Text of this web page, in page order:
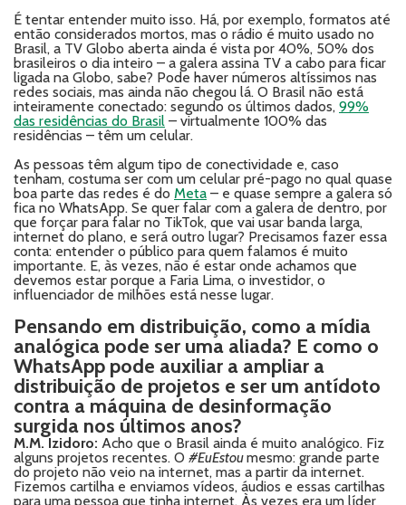
É tentar entender muito isso. Há, por exemplo, formatos até
então considerados mortos, mas o rádio é muito usado no
Brasil, a TV Globo aberta ainda é vista por 40%, 50% dos
brasileiros o dia inteiro – a galera assina TV a cabo para ficar
ligada na Globo, sabe? Pode haver números altíssimos nas
redes sociais, mas ainda não chegou lá. O Brasil não está
inteiramente conectado: segundo os últimos dados, 99%
das residências do Brasil – virtualmente 100% das
residências – têm um celular.
As pessoas têm algum tipo de conectividade e, caso
tenham, costuma ser com um celular pré-pago no qual quase
boa parte das redes é do Meta – e quase sempre a galera só
fica no WhatsApp. Se quer falar com a galera de dentro, por
que forçar para falar no TikTok, que vai usar banda larga,
internet do plano, e será outro lugar? Precisamos fazer essa
conta: entender o público para quem falamos é muito
importante. E, às vezes, não é estar onde achamos que
devemos estar porque a Faria Lima, o investidor, o
influenciador de milhões está nesse lugar.
Pensando em distribuição, como a mídia
analógica pode ser uma aliada? E como o
WhatsApp pode auxiliar a ampliar a
distribuição de projetos e ser um antídoto
contra a máquina de desinformação
surgida nos últimos anos?
M.M. Izidoro: Acho que o Brasil ainda é muito analógico. Fiz
alguns projetos recentes. O #EuEstoumesmo: grande parte
do projeto não veio na internet, mas a partir da internet.
Fizemos cartilha e enviamos vídeos, áudios e essas cartilhas
para uma pessoa que tinha internet. Às vezes era um líder